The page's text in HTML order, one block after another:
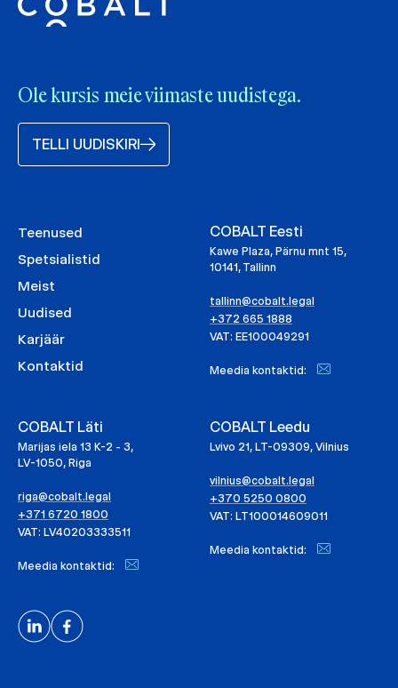
Ole kursis meie viimaste uudistega.
TELLI UUDISKIRI
Teenused
Spetsialistid
Meist
Uudised
Karjäär
Kontaktid
COBALT Eesti
Kawe Plaza, Pärnu mnt 15,
10141, Tallinn
tallinn@cobalt.legal
+372 665 1888
VAT: EE100049291
Meedia kontaktid:
COBALT Läti
Marijas iela 13 K-2 - 3,
LV-1050, Riga
riga@cobalt.legal
+371 6720 1800
VAT: LV40203333511
Meedia kontaktid:
COBALT Leedu
Lvivo 21, LT-09309, Vilnius
vilnius@cobalt.legal
+370 5250 0800
VAT: LT100014609011
Meedia kontaktid: